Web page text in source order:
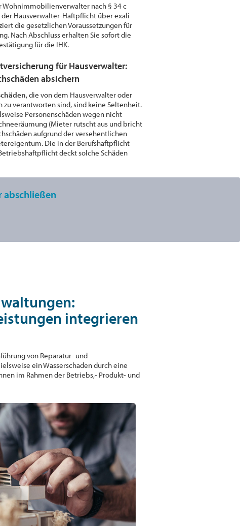
Wohnimmobilienverwalter nach § 34 c
der Hausverwalter-Haftpflicht über exali
die gesetzlichen Voraussetzungen für
Nach Abschluss erhalten Sie sofort die
für die IHK.
für Hausverwalter:
absichern
, die von dem Hausverwalter oder
verantworten sind, sind keine Seltenheit.
Personenschäden wegen nicht
(Mieter rutscht aus und bricht
aufgrund der versehentlichen
Die in der Berufshaftpflicht
deckt solche Schäden
abschließen
integrieren
von Reparatur- und
ein Wasserschaden durch eine
im Rahmen der Betriebs,- Produkt- und